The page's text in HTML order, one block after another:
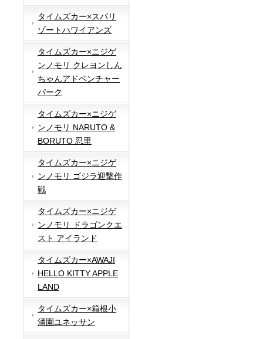
タイムズカー×スパリ
ゾートハワイアンズ
タイムズカー×ニジゲ
ンノモリ クレヨンしん
ちゃんアドベンチャー
パーク
タイムズカー×ニジゲ
ンノモリ NARUTO &
BORUTO 忍里
タイムズカー×ニジゲ
ンノモリ ゴジラ迎撃作
戦
タイムズカー×ニジゲ
ンノモリ ドラゴンクエ
スト アイランド
タイムズカー×AWAJI
HELLO KITTY APPLE
LAND
タイムズカー×箱根小
涌園ユネッサン